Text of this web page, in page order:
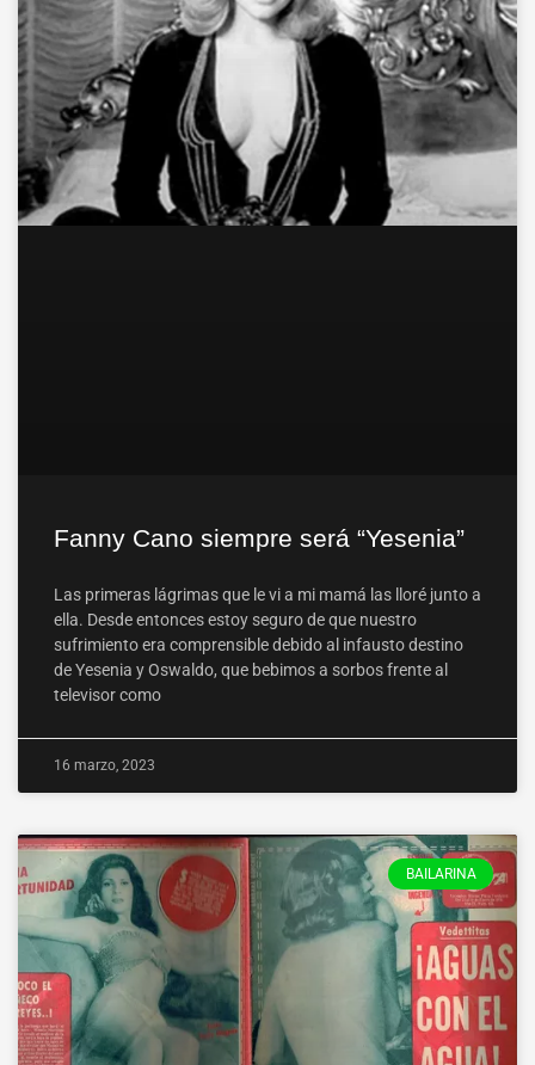
Fanny Cano siempre será “Yesenia”
Las primeras lágrimas que le vi a mi mamá las lloré junto a
ella. Desde entonces estoy seguro de que nuestro
sufrimiento era comprensible debido al infausto destino
de Yesenia y Oswaldo, que bebimos a sorbos frente al
televisor como
16 marzo, 2023
BAILARINA